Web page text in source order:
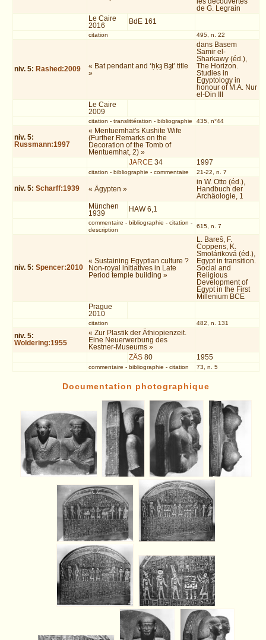
de G. Legrain
Le Caire
2016
BdE 161
citation 495, n. 22
niv. 5: Rashed:2009
« Bat pendant and ‘ḥḳȝ Bȝt’ title
»
dans Basem
Samir el-
Sharkawy (éd.),
The Horizon.
Studies in
Egyptology in
honour of M.A. Nur
el-Din III
Le Caire
2009
citation - translittération - bibliographie 435, n°44
niv. 5:
Russmann:1997
« Mentuemhat's Kushite Wife
(Further Remarks on the
Decoration of the Tomb of
Mentuemhat, 2) »
JARCE 34 1997
citation - bibliographie - commentaire 21-22, n. 7
niv. 5:Scharff:1939 « Ägypten »
in W. Otto (éd.),
Handbuch der
Archäologie, 1
München
1939
HAW 6,1
commentaire - bibliographie - citation -
description
615, n. 7
niv. 5:Spencer:2010
« Sustaining Egyptian culture ?
Non-royal initiatives in Late
Period temple building »
L. Bareš, F.
Coppens, K.
Smoláriková (éd.),
Egypt in transition.
Social and
Religious
Development of
Egypt in the First
Millenium BCE
Prague
2010
citation 482, n. 131
niv. 5:
Woldering:1955
« Zur Plastik der Äthiopienzeit.
Eine Neuerwerbung des
Kestner-Museums »
ZÄS 80 1955
commentaire - bibliographie - citation 73, n. 5
Documentation photographique